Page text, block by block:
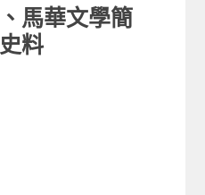
馬華文學簡
料